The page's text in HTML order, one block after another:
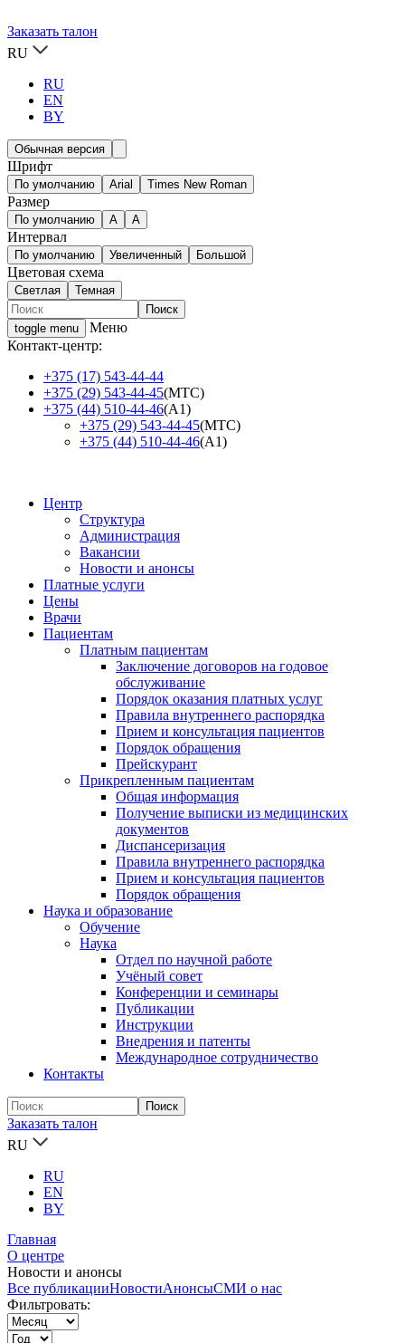
Заказать талон
RU
RU
EN
BY
Обычная версия
Шрифт
По умолчанию Arial Times New Roman
Размер
По умолчанию A A
Интервал
По умолчанию Увеличенный Большой
Цветовая схема
Светлая Темная
toggle menu
Меню
Контакт-центр:
+375 (17) 543-44-44
+375 (29) 543-44-45(МТС)
+375 (44) 510-44-46(А1)
+375 (29) 543-44-45(МТС)
+375 (44) 510-44-46(А1)
Центр
Структура
Администрация
Вакансии
Новости и анонсы
Платные услуги
Цены
Врачи
Пациентам
Платным пациентам
Заключение договоров на годовое
обслуживание
Порядок оказания платных услуг
Правила внутреннего распорядка
Прием и консультация пациентов
Порядок обращения
Прейскурант
Прикрепленным пациентам
Общая информация
Получение выписки из медицинских
документов
Диспансеризация
Правила внутреннего распорядка
Прием и консультация пациентов
Порядок обращения
Наука и образование
Обучение
Наука
Отдел по научной работе
Учёный совет
Конференции и семинары
Публикации
Инструкции
Внедрения и патенты
Международное сотрудничество
Контакты
Заказать талон
RU
RU
EN
BY
Главная
О центре
Новости и анонсы
Все публикацииНовостиАнонсыСМИ о нас
Фильтровать: